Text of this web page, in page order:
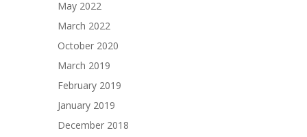
May 2022
March 2022
October 2020
March 2019
February 2019
January 2019
December 2018